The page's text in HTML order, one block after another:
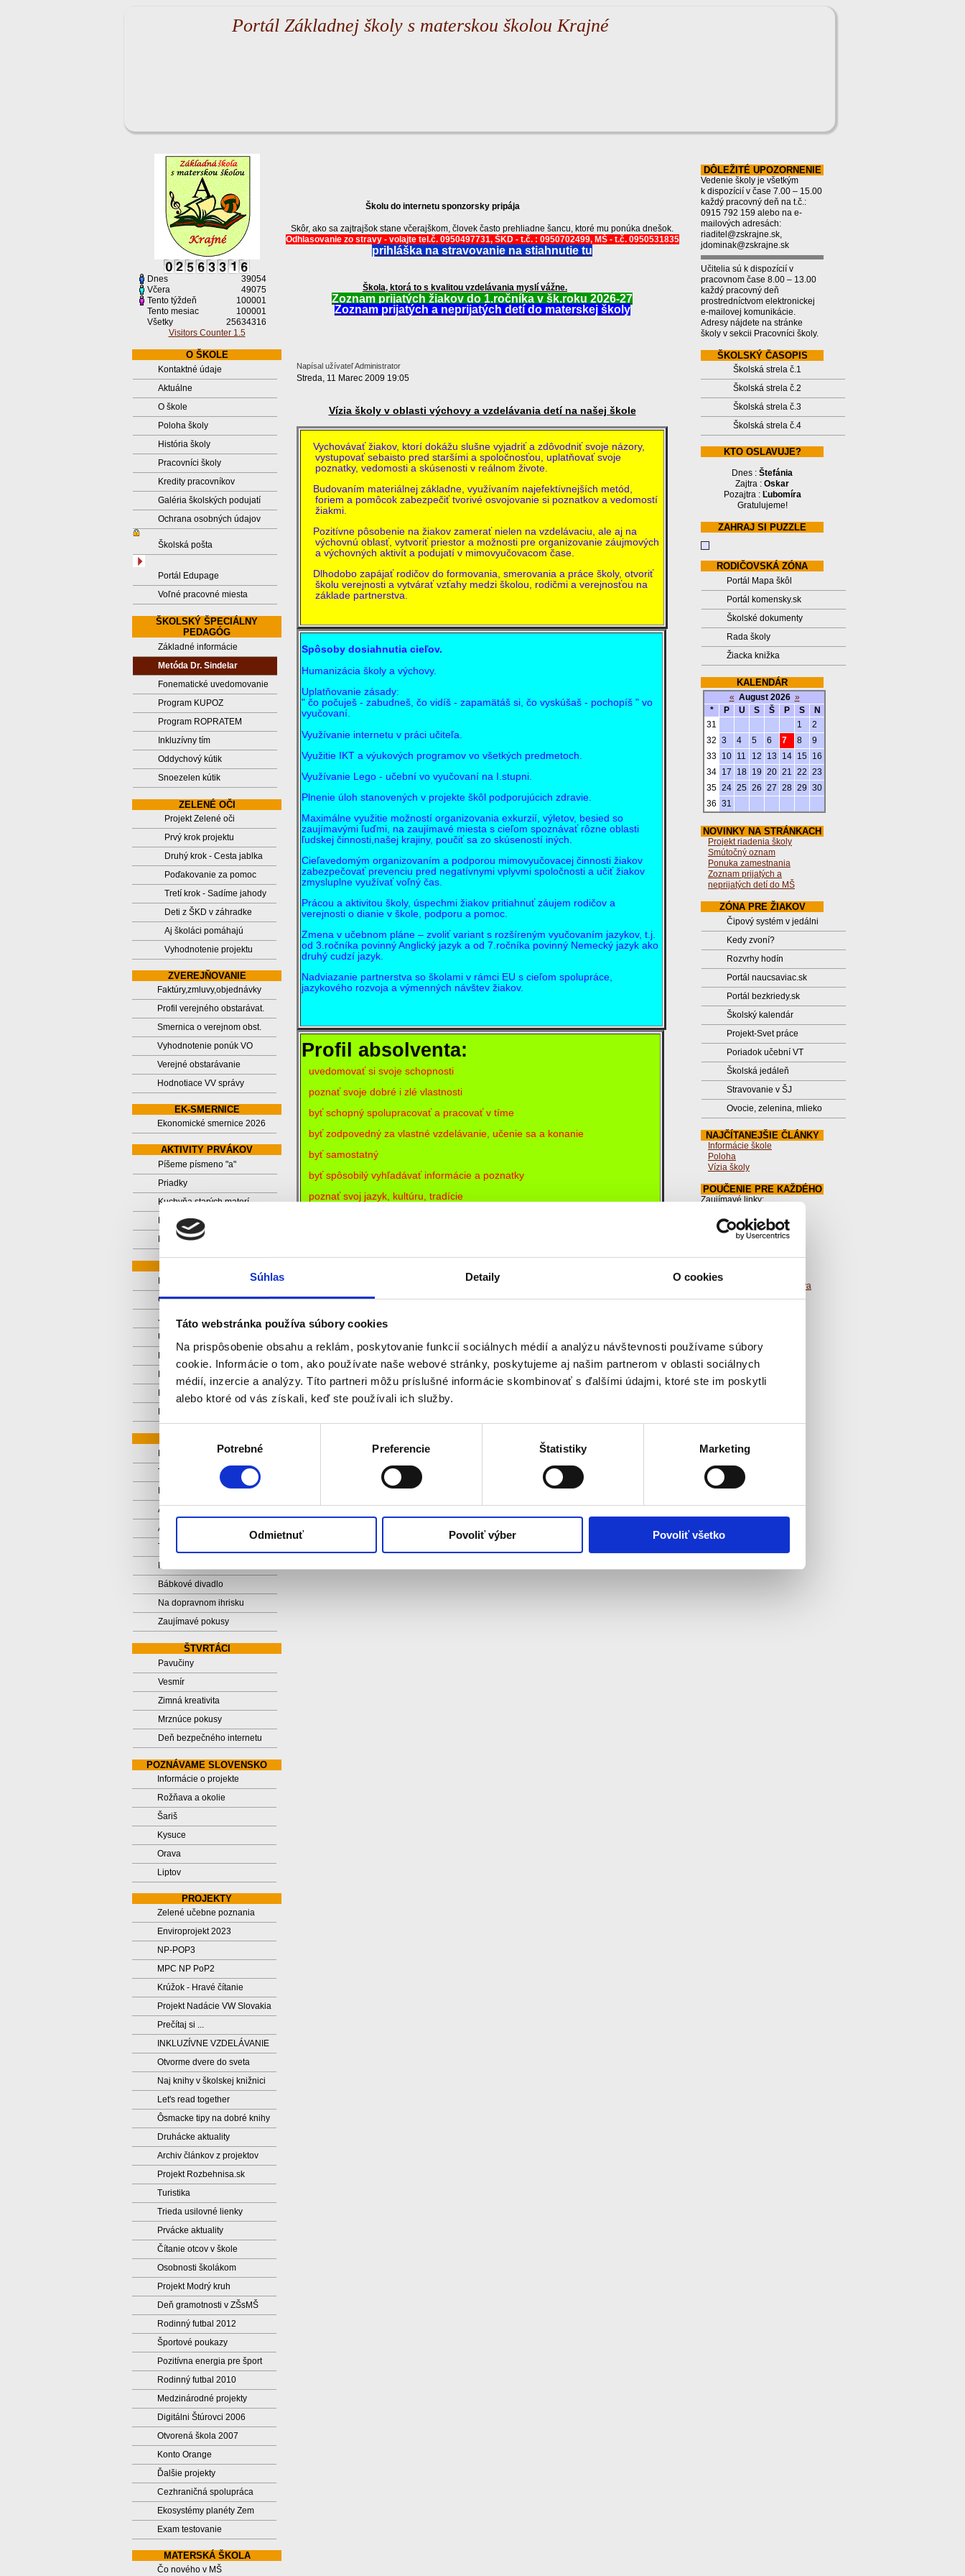
Súhlas Detaily O cookies
Táto webstránka používa súbory cookies
Na prispôsobenie obsahu a reklám, poskytovanie funkcií sociálnych médií a analýzu návštevnosti používame súbory
cookie. Informácie o tom, ako používate naše webové stránky, poskytujeme aj našim partnerom v oblasti sociálnych
médií, inzercie a analýzy. Títo partneri môžu príslušné informácie skombinovať s ďalšími údajmi, ktoré ste im poskytli
alebo ktoré od vás získali, keď ste používali ich služby.
Výber
súhlasu
Potrebné Preferencie Štatistiky Marketing
Odmietnuť Povoliť výber Povoliť všetko
Portál Základnej školy s materskou školou Krajné
Dnes
39054
Včera
49075
Tento týždeň
100001
Tento mesiac
100001
Všetky
25634316
Visitors Counter 1.5
O ŠKOLE
Kontaktné údaje
Aktuálne
O škole
Poloha školy
História školy
Pracovníci školy
Kredity pracovníkov
Galéria školských podujatí
Ochrana osobných údajov
Školská pošta
Portál Edupage
Voľné pracovné miesta
ŠKOLSKÝ ŠPECIÁLNY
PEDAGÓG
Základné informácie
Metóda Dr. Sindelar
Fonematické uvedomovanie
Program KUPOZ
Program ROPRATEM
Inkluzívny tím
Oddychový kútik
Snoezelen kútik
ZELENÉ OČI
Projekt Zelené oči
Prvý krok projektu
Druhý krok - Cesta jablka
Poďakovanie za pomoc
Tretí krok - Sadíme jahody
Deti z ŠKD v záhradke
Aj školáci pomáhajú
Vyhodnotenie projektu
ZVEREJŇOVANIE
Faktúry,zmluvy,objednávky
Profil verejného obstarávat.
Smernica o verejnom obst.
Vyhodnotenie ponúk VO
Verejné obstarávanie
Hodnotiace VV správy
EK-SMERNICE
Ekonomické smernice 2026
AKTIVITY PRVÁKOV
Píšeme písmeno "a"
Priadky
Kuchyňa starých materí
Na dopravnom ihrisku
Na hrade Červený Kameň
Čitateľská formula
Jeseň v triede
Učíme sa spolupracovať
Naša malá záhradka
Domáce pokusy z prvouky
Mobilné planetárium
Tématický deň
Aká bude Európa 2026?
Adventný kalendár
Tématický deň - Zima
Noc s Andresenom
Bábkové divadlo
Na dopravnom ihrisku
Zaujímavé pokusy
ŠTVRTÁCI
Pavučiny
Vesmír
Zimná kreativita
Mrznúce pokusy
Deň bezpečného internetu
POZNÁVAME SLOVENSKO
Informácie o projekte
Rožňava a okolie
Šariš
Kysuce
Orava
Liptov
PROJEKTY
Zelené učebne poznania
Enviroprojekt 2023
NP-POP3
MPC NP PoP2
Krúžok - Hravé čítanie
Projekt Nadácie VW Slovakia
Prečítaj si ...
INKLUZÍVNE VZDELÁVANIE
Otvorme dvere do sveta
Naj knihy v školskej knižnici
Let's read together
Ôsmacke tipy na dobré knihy
Druhácke aktuality
Archiv článkov z projektov
Projekt Rozbehnisa.sk
Turistika
Trieda usilovné lienky
Prvácke aktuality
Čítanie otcov v škole
Osobnosti školákom
Projekt Modrý kruh
Deň gramotnosti v ZŠsMŠ
Rodinný futbal 2012
Športové poukazy
Pozitívna energia pre šport
Rodinný futbal 2010
Medzinárodné projekty
Digitálni Štúrovci 2006
Otvorená škola 2007
Konto Orange
Ďalšie projekty
Cezhraničná spolupráca
Ekosystémy planéty Zem
Exam testovanie
MATERSKÁ ŠKOLA
Čo nového v MŠ
Školu do internetu sponzorsky pripája
Skôr, ako sa zajtrajšok stane včerajškom, človek často prehliadne šancu, ktoré mu ponúka dnešok.
Odhlasovanie zo stravy - volajte tel.č. 0950497731, ŠKD - t.č. : 0950702499, MŠ - t.č. 0950531835
prihláška na stravovanie na stiahnutie tu
Škola, ktorá to s kvalitou vzdelávania myslí vážne.
Zoznam prijatých žiakov do 1.ročníka v šk.roku 2026-27
Zoznam prijatých a neprijatých detí do materskej školy
Napísal užívateľ Administrator
Streda, 11 Marec 2009 19:05
Vízia školy v oblasti výchovy a vzdelávania detí na našej škole
Vychovávať žiakov, ktorí dokážu slušne vyjadriť a zdôvodniť svoje názory,
vystupovať sebaisto pred staršími a spoločnosťou, uplatňovať svoje
poznatky, vedomosti a skúsenosti v reálnom živote.
Budovaním materiálnej základne, využívaním najefektívnejších metód,
foriem a pomôcok zabezpečiť tvorivé osvojovanie si poznatkov a vedomostí
žiakmi.
Pozitívne pôsobenie na žiakov zamerať nielen na vzdelávaciu, ale aj na
výchovnú oblasť, vytvoriť priestor a možnosti pre organizovanie záujmových
a výchovných aktivít a podujatí v mimovyučovacom čase.
Dlhodobo zapájať rodičov do formovania, smerovania a práce školy, otvoriť
školu verejnosti a vytvárať vzťahy medzi školou, rodičmi a verejnosťou na
základe partnerstva.
Spôsoby dosiahnutia cieľov.
Humanizácia školy a výchovy.
Uplatňovanie zásady:
" čo počuješ - zabudneš, čo vidíš - zapamätáš si, čo vyskúšaš - pochopíš " vo
vyučovaní.
Využívanie internetu v práci učiteľa.
Využitie IKT a výukových programov vo všetkých predmetoch.
Využívanie Lego - učební vo vyučovaní na I.stupni.
Plnenie úloh stanovených v projekte škôl podporujúcich zdravie.
Maximálne využitie možností organizovania exkurzií, výletov, besied so
zaujímavými ľuďmi, na zaujímavé miesta s cieľom spoznávať rôzne oblasti
ľudskej činnosti,našej krajiny, poučiť sa zo skúseností iných.
Cieľavedomým organizovaním a podporou mimovyučovacej činnosti žiakov
zabezpečovať prevenciu pred negatívnymi vplyvmi spoločnosti a učiť žiakov
zmysluplne využívať voľný čas.
Prácou a aktivitou školy, úspechmi žiakov pritiahnuť záujem rodičov a
verejnosti o dianie v škole, podporu a pomoc.
Zmena v učebnom pláne – zvoliť variant s rozšíreným vyučovaním jazykov, t.j.
od 3.ročníka povinný Anglický jazyk a od 7.ročníka povinný Nemecký jazyk ako
druhý cudzí jazyk.
Nadviazanie partnerstva so školami v rámci EU s cieľom spolupráce,
jazykového rozvoja a výmenných návštev žiakov.
Profil absolventa:
uvedomovať si svoje schopnosti
poznať svoje dobré i zlé vlastnosti
byť schopný spolupracovať a pracovať v tíme
byť zodpovedný za vlastné vzdelávanie, učenie sa a konanie
byť samostatný
byť spôsobilý vyhľadávať informácie a poznatky
poznať svoj jazyk, kultúru, tradície
[Späť]
Copyright © 2026 Portál Základnej školy s materskou školou Krajné. Všetky práva vyhradené.
DÔLEŽITÉ UPOZORNENIE
Vedenie školy je všetkým
k dispozícií v čase 7.00 – 15.00
každý pracovný deň na t.č.:
0915 792 159 alebo na e-
mailových adresách:
riaditel@zskrajne.sk,
jdominak@zskrajne.sk
Učitelia sú k dispozícií v
pracovnom čase 8.00 – 13.00
každý pracovný deň
prostredníctvom elektronickej
e-mailovej komunikácie.
Adresy nájdete na stránke
školy v sekcii Pracovníci školy.
ŠKOLSKÝ ČASOPIS
Školská strela č.1
Školská strela č.2
Školská strela č.3
Školská strela č.4
KTO OSLAVUJE?
Dnes : Štefánia
Zajtra : Oskar
Pozajtra : Ľubomíra
Gratulujeme!
ZAHRAJ SI PUZZLE
RODIČOVSKÁ ZÓNA
Portál Mapa škôl
Portál komensky.sk
Školské dokumenty
Rada školy
Žiacka knižka
KALENDÁR
« August 2026 »
*
P U S Š P S
N
31
1
2
32 3 4 5 6 7 8
9
33 10 11 12 13 14 15 16
34 17 18 19 20 21 22 23
35 24 25 26 27 28 29 30
36 31
NOVINKY NA STRÁNKACH
Projekt riadenia školy
Smútočný oznam
Ponuka zamestnania
Zoznam prijatých a
neprijatých detí do MŠ
ZÓNA PRE ŽIAKOV
Čipový systém v jedálni
Kedy zvoní?
Rozvrhy hodín
Portál naucsaviac.sk
Portál bezkriedy.sk
Školský kalendár
Projekt-Svet práce
Poriadok učební VT
Školská jedáleň
Stravovanie v ŠJ
Ovocie, zelenina, mlieko
NAJČÍTANEJŠIE ČLÁNKY
Informácie škole
Poloha
Vízia školy
POUČENIE PRE KAŽDÉHO
Zaujímavé linky:
O vzdelávaní a výchove na
základných a stredných
Krajné
Mapa regionálneho školstva
Informácie o základných a